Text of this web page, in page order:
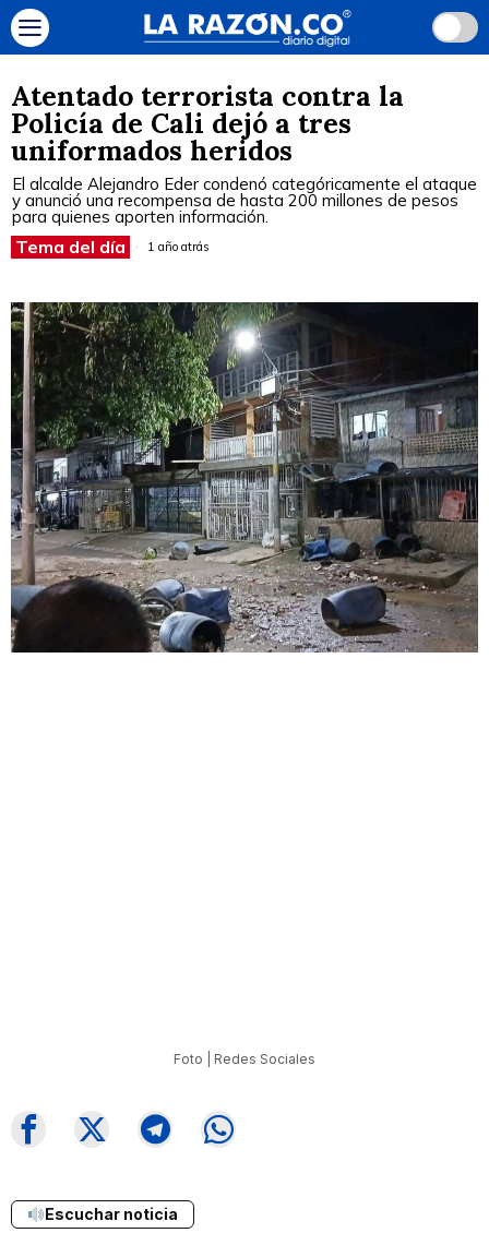
Atentado terrorista contra la
Policía de Cali dejó a tres
uniformados heridos
El alcalde Alejandro Eder condenó categóricamente el ataque
y anunció una recompensa de hasta 200 millones de pesos
para quienes aporten información.
Tema del día 1 año atrás
Foto | Redes Sociales
Escuchar noticia